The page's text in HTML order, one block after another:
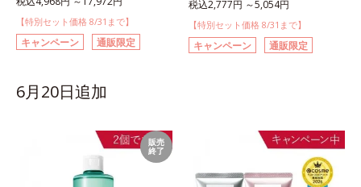
【特別セット価格 8/31まで】
キャンペーン 通販限定
税込2,777円 ～5,054円
【特別セット価格 8/31まで】
キャンペーン 通販限定
6月20日追加
販売
終了